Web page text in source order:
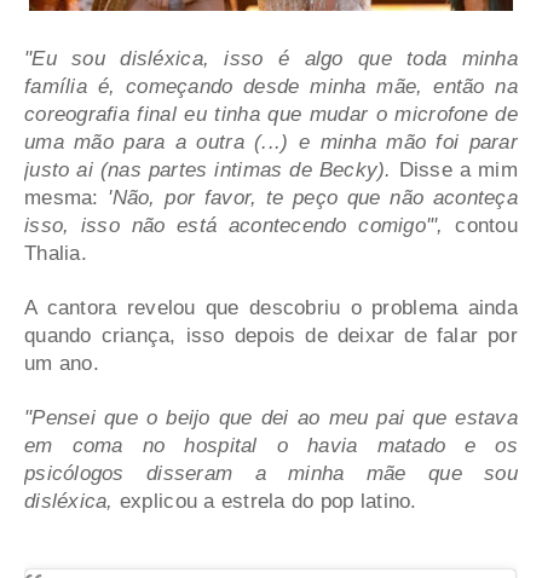
"Eu sou disléxica, isso é algo que toda minha
família é, começando desde minha mãe, então na
coreografia final eu tinha que mudar o microfone de
uma mão para a outra (...) e minha mão foi parar
justo ai (nas partes intimas de Becky). Disse a mim
mesma: 'Não, por favor, te peço que não aconteça
isso, isso não está acontecendo comigo'",contou
Thalia.
A cantora revelou que descobriu o problema ainda
quando criança, isso depois de deixar de falar por
um ano.
"Pensei que o beijo que dei ao meu pai que estava
em coma no hospital o havia matado
e os
psicólogos disseram a minha mãe que sou
disléxica, explicou a estrela do pop latino.